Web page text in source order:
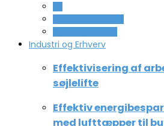
Industri og Erhverv
Effektivisering af
søjlelifte
Effektiv
med lufttæpper til